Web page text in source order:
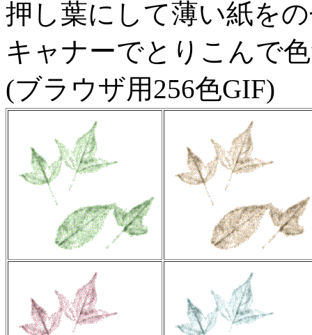
押し葉にして薄い紙を
キャナーでとりこんで
(ブラウザ用256色GIF)